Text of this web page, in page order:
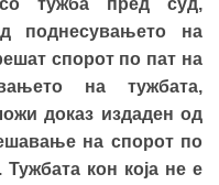
поднесувањето на
спорот по пат на
на тужбата,
доказ издаден од
на спорот по
Тужбата кон која не е